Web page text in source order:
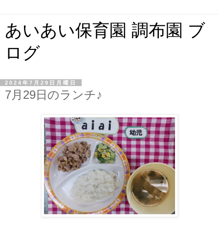
あいあい保育園 調布園 ブ
ログ
2024年7月29日月曜日
7月29日のランチ♪